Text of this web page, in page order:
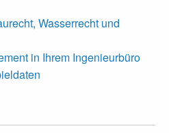
Wasserrecht und
in Ihrem Ingenieurbüro